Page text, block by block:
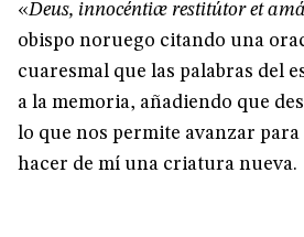
«Deus, innocéntiæ restitútor et
obispo noruego citando una
cuaresmal que las palabras del
a la memoria, añadiendo que
lo que nos permite avanzar para
hacer de mí una criatura nueva.